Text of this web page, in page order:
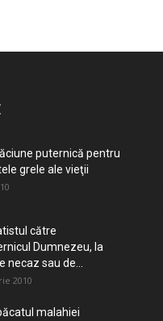
puternică pentru
grele ale vieţii
către
Dumnezeu, la
necaz sau de...
2010
malahiei